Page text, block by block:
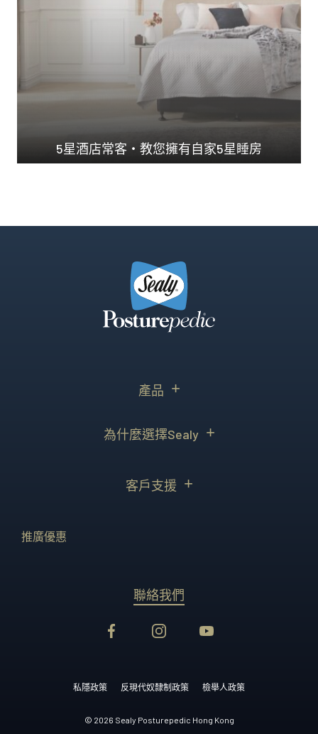
5星酒店常客・教您擁有自家5星睡房
產品
為什麼選擇Sealy
客戶支援
推廣優惠
聯絡我們
私隱政策 反現代奴隸制政策 檢舉人政策
© 2026 Sealy Posturepedic Hong Kong